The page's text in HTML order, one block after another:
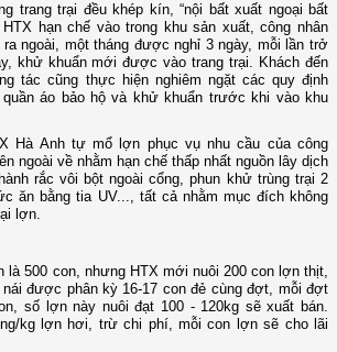
trang trại đều khép kín, “nội bất xuất ngoại bất
HTX hạn chế vào trong khu sản xuất, công nhân
ngoài, một tháng được nghỉ 3 ngày, mỗi lần trở
khử khuẩn mới được vào trang trại. Khách đến
tác cũng thực hiện nghiêm ngặt các quy định
áo bảo hộ và khử khuẩn trước khi vào khu
Hà Anh tự mổ lợn phục vụ nhu cầu của công
ngoài về nhằm hạn chế thấp nhất nguồn lây dịch
rắc vôi bột ngoài cổng, phun khử trùng trại 2
ăn bằng tia UV..., tất cả nhằm mục đích không
lợn.
là 500 con, nhưng HTX mới nuôi 200 con lợn thịt,
được phân kỳ 16-17 con đẻ cùng đợt, mỗi đợt
số lợn này nuôi đạt 100 - 120kg sẽ xuất bán.
kg lợn hơi, trừ chi phí, mỗi con lợn sẽ cho lãi